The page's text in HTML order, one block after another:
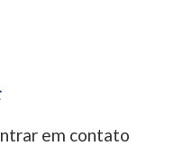
em contato